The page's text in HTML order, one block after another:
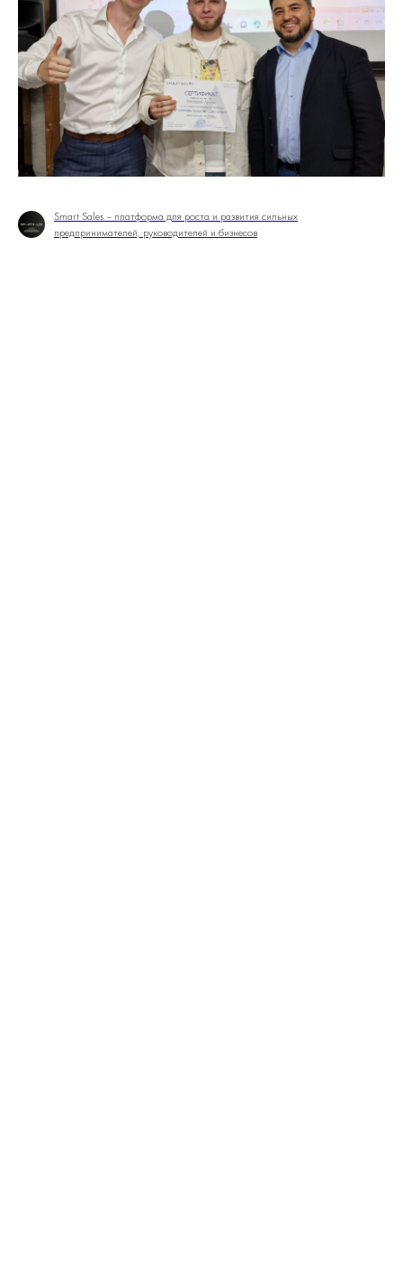
Smart Sales – платформа для роста и развития сильных
предпринимателей, руководителей и бизнесов